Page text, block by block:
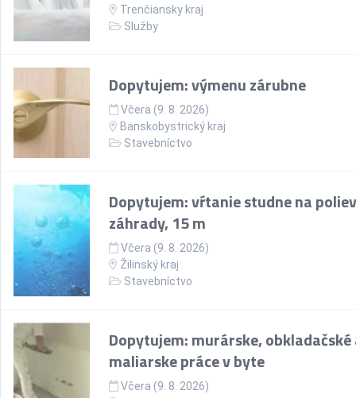
Trenčiansky kraj
Služby
Dopytujem: výmenu zárubne
Včera (9. 8. 2026)
Banskobystrický kraj
Stavebníctvo
Dopytujem: vŕtanie studne na
záhrady, 15 m
Včera (9. 8. 2026)
Žilinský kraj
Stavebníctvo
Dopytujem: murárske, obkladačské
maliarske práce v byte
Včera (9. 8. 2026)